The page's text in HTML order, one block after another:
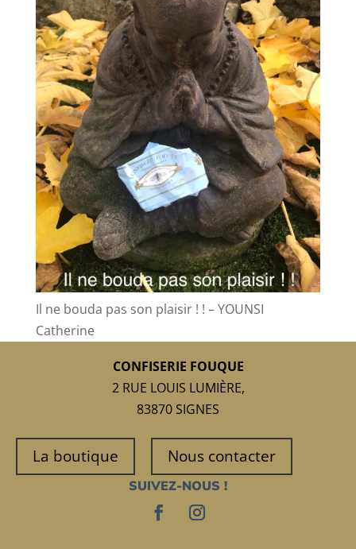
Il ne bouda pas son plaisir ! ! – YOUNSI
Catherine
CONFISERIE FOUQUE
2 RUE LOUIS LUMIÈRE,
83870 SIGNES
La boutique Nous contacter
SUIVEZ-NOUS !